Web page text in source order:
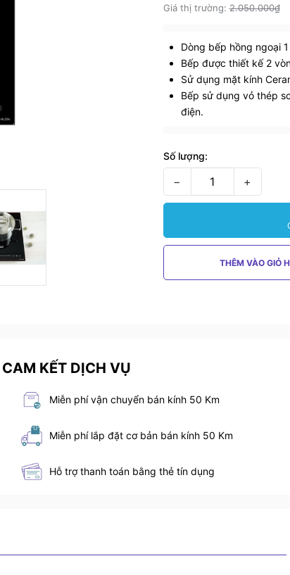
Giá thị trường:2.050.000₫
Dòng bếp hồng ngoại
Bếp được thiết kế 2
Sử dụng mặt kính
Bếp sử dụng vỏ thép
điện.
Số lượng:
− +
THÊM VÀO GIỎ
KẾT DỊCH VỤ
Miễn phí vận chuyển bán kính 50 Km
Miễn phí lắp đặt cơ bản bán kính 50 Km
Hỗ trợ thanh toán bằng thẻ tín dụng